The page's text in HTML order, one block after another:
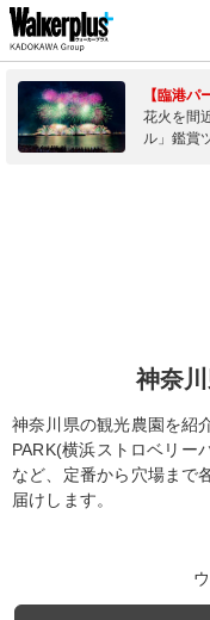
【臨港パ
花火を間
ル」鑑賞
神奈
神奈川県の観光農園を紹
PARK(横浜ストロベリー
など、定番から穴場まで
届けします。